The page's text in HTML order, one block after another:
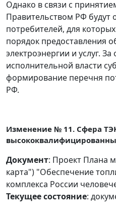
Однако в связи с
Правительством РФ будут
потребителей, для
порядок предоставления
электроэнергии и услуг.
исполнительной власти
формирование перечня
РФ.
Изменение № 11. Сфера
Документ: Проект Плана
карта") "Обеспечение
комплекса России
Текущее состояние: